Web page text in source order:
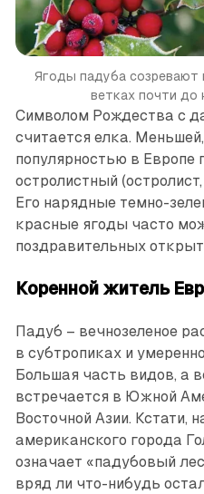
Ягоды падуба созревают
ветках почти до
Символом Рождества с
считается елка.
популярностью в Европе
остролистный
Его нарядные темно-
красные ягоды часто
поздравительных
Коренной житель
Падуб – вечнозеленое
в субтропиках и
Большая часть видов, а
встречается в Южной
Восточной Азии. Кстати,
американского города
означает «падубовый
вряд ли что-нибудь